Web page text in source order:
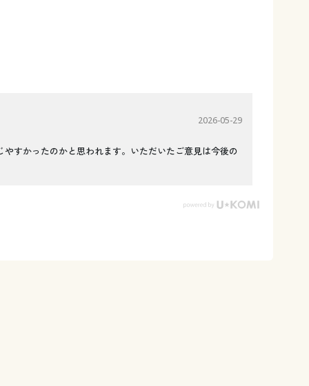
2026-05-29
すかったのかと思われます。いただいたご意見は今後の